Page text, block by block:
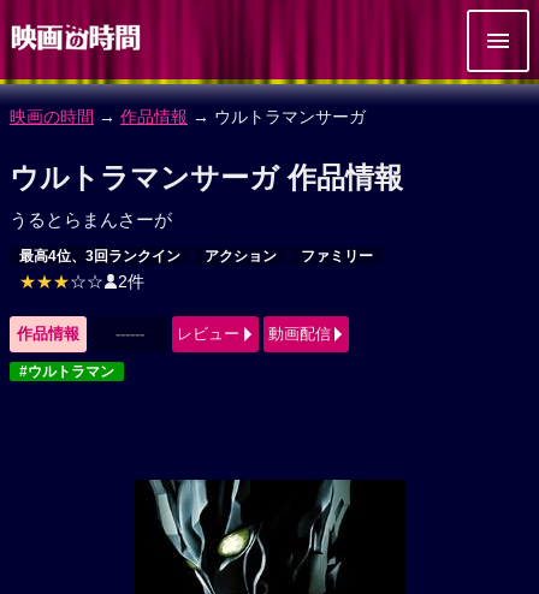
映画の時間 → 作品情報 → ウルトラマンサーガ
ウルトラマンサーガ 作品情報
うるとらまんさーが
最高4位、3回ランクイン アクション ファミリー
★★★☆☆ 2件
作品情報 ------ レビュー 動画配信
#ウルトラマン